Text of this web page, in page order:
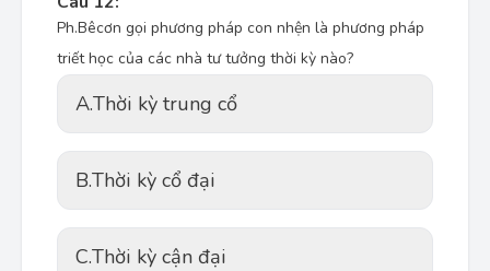
Ph.Bêcơn gọi phương pháp con nhện là phương pháp
triết học của các nhà tư tưởng thời kỳ nào?
A.Thời kỳ trung cổ
B.Thời kỳ cổ đại
C.Thời kỳ cận đại